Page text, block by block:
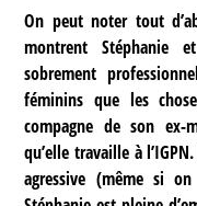
On peut noter tout
montrent Stéphanie
sobrement
féminins que les
compagne de son ex-
qu’elle travaille à
agressive (même si